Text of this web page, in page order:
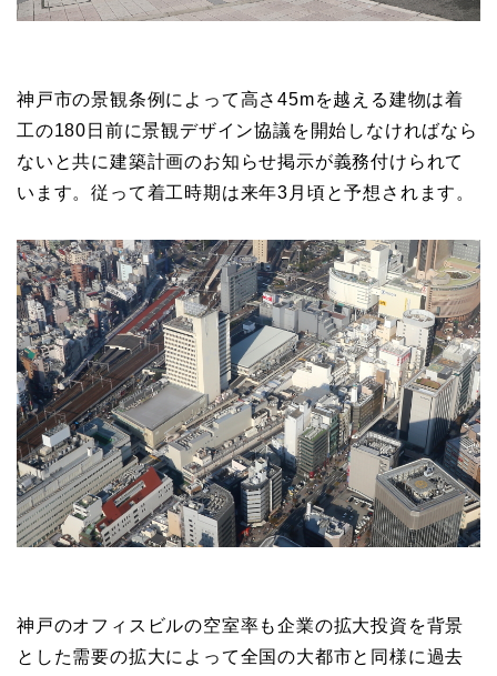
神戸市の景観条例によって高さ45mを越える建物は着
工の180日前に景観デザイン協議を開始しなければなら
ないと共に建築計画のお知らせ掲示が義務付けられて
います。従って着工時期は来年3月頃と予想されます。
神戸のオフィスビルの空室率も企業の拡大投資を背景
とした需要の拡大によって全国の大都市と同様に過去